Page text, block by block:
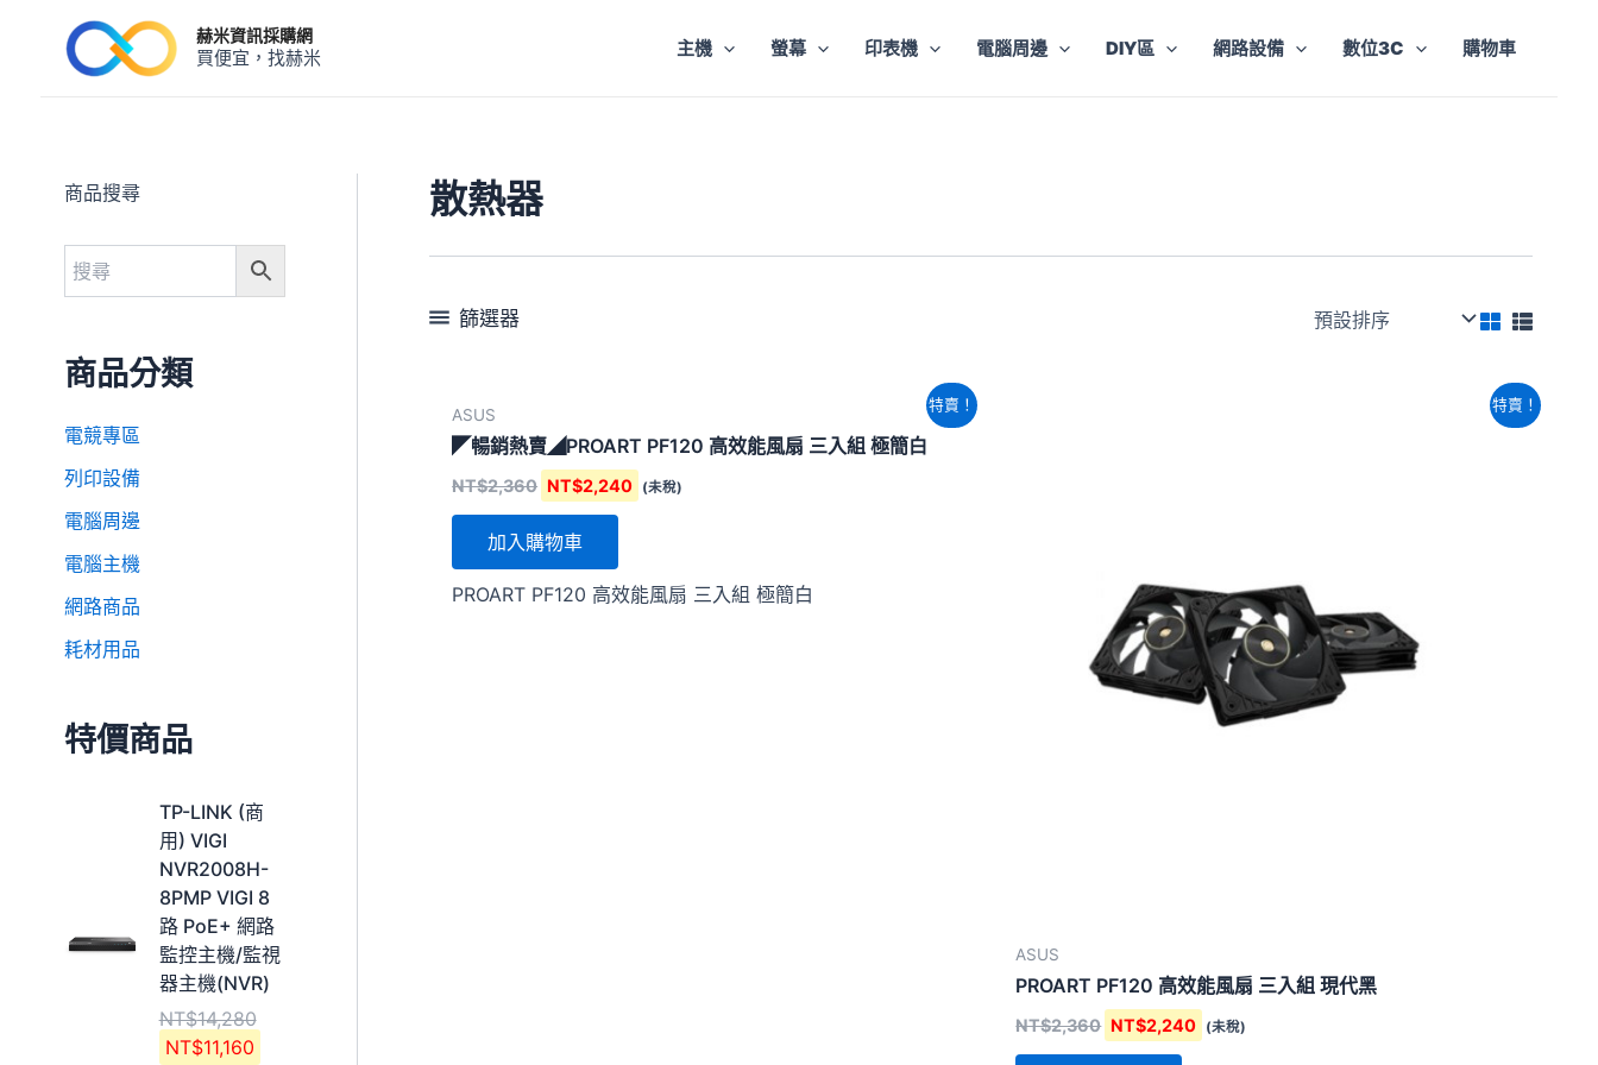
赫米資訊採購網
買便宜，找赫米 主機 螢幕 印表機 電腦周邊 DIY區 網路設備 數位3C 購物車
商品搜尋
商品分類
電競專區
列印設備
電腦周邊
電腦主機
網路商品
耗材用品
特價商品
TP-LINK (商
用) VIGI
NVR2008H-
8PMP VIGI 8
路 PoE+ 網路
監控主機/監視
器主機(NVR)
NT$14,280
原
始
價
格
：
N
T
$
1
4NT$11,160
目
前
價
格
：
N
T
$
1
散熱器
篩選器
特賣！
ASUS
◤暢銷熱賣◢PROART PF120 高效能風扇 三入組 極簡白
NT$2,360
價
NT$2,360。
NT$2,240
價
NT$2,240。
(未稅)
加入購物車
PROART PF120 高效能風扇 三入組 極簡白
特賣！
ASUS
PROART PF120 高效能風扇 三入組 現代黑
NT$2,360 NT$2,240 (未稅)